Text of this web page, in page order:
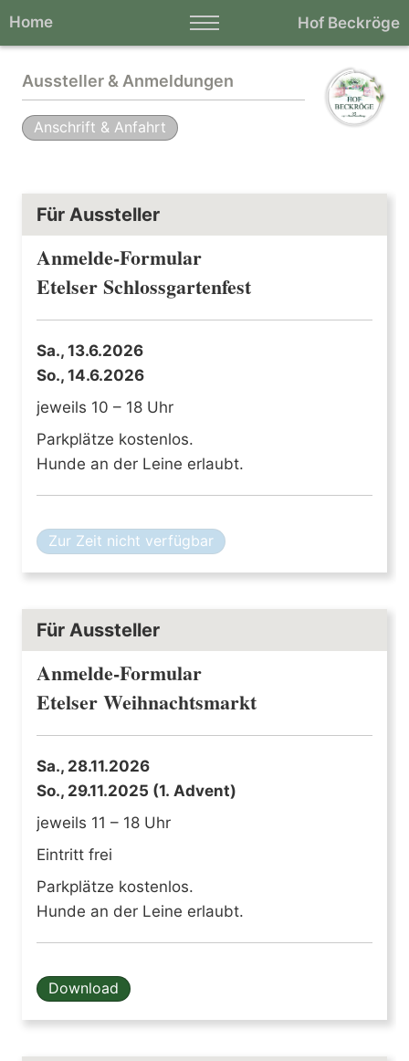
Home Hof Beckröge
Aussteller & Anmeldungen
Anschrift & Anfahrt
Für Aussteller
Anmelde-Formular
Etelser Schlossgartenfest
Sa., 13.6.2026
So., 14.6.2026
jeweils 10 – 18 Uhr
Parkplätze kostenlos.
Hunde an der Leine erlaubt.
Zur Zeit nicht verfügbar
Für Aussteller
Anmelde-Formular
Etelser Weihnachtsmarkt
Sa., 28.11.2026
So., 29.11.2025 (1. Advent)
jeweils 11 – 18 Uhr
Eintritt frei
Parkplätze kostenlos.
Hunde an der Leine erlaubt.
Download